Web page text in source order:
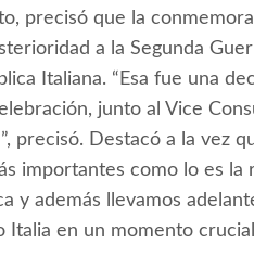
precisó que la
a la Segunda
Italiana. “Esa fue una
junto al Vice
precisó. Destacó a la vez
importantes como lo es
y además llevamos
Italia en un momento